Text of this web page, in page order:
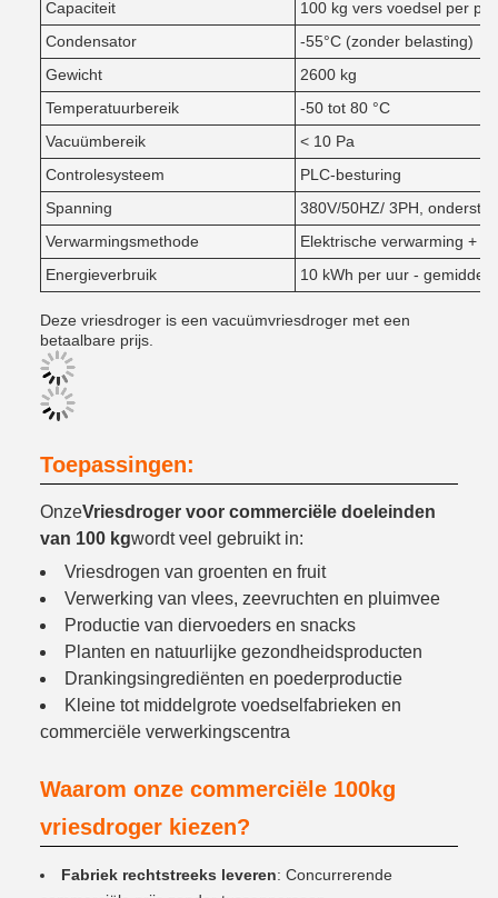
Capaciteit
100 kg vers voedsel per
Condensator
-55°C (zonder belasting)
Gewicht
2600 kg
Temperatuurbereik
-50 tot 80 °C
Vacuümbereik
< 10 Pa
Controlesysteem
PLC-besturing
Spanning
380V/50HZ/ 3PH,
Verwarmingsmethode
Elektrische verwarming +
Energieverbruik
10 kWh per uur - gemiddeld
Deze vriesdroger is een vacuümvriesdroger met een
betaalbare prijs.
Toepassingen:
OnzeVriesdroger voor commerciële doeleinden
van 100 kgwordt veel gebruikt in:
Vriesdrogen van groenten en fruit
Verwerking van vlees, zeevruchten en pluimvee
Productie van diervoeders en snacks
Planten en natuurlijke gezondheidsproducten
Drankingsingrediënten en poederproductie
Kleine tot middelgrote voedselfabrieken en
commerciële verwerkingscentra
Waarom onze commerciële 100kg
vriesdroger kiezen?
Fabriek rechtstreeks leveren: Concurrerende